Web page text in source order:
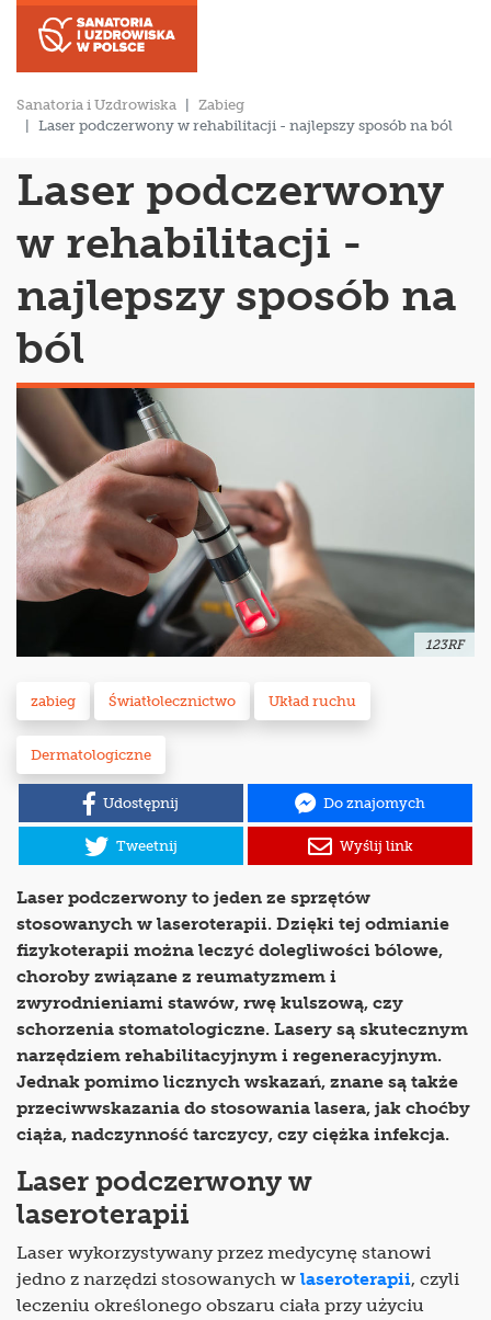
Sanatoria i Uzdrowiska
Zabieg
Laser podczerwony w rehabilitacji - najlepszy sposób na ból
Laser podczerwony
w rehabilitacji -
najlepszy sposób na
ból
123RF
zabieg Światłolecznictwo Układ ruchu
Dermatologiczne
Udostępnij Do znajomych
Tweetnij Wyślij link
Laser podczerwony to jeden ze sprzętów
stosowanych w laseroterapii. Dzięki tej odmianie
fizykoterapii można leczyć dolegliwości bólowe,
choroby związane z reumatyzmem i
zwyrodnieniami stawów, rwę kulszową, czy
schorzenia stomatologiczne. Lasery są skutecznym
narzędziem rehabilitacyjnym i regeneracyjnym.
Jednak pomimo licznych wskazań, znane są także
przeciwwskazania do stosowania lasera, jak choćby
ciąża, nadczynność tarczycy, czy ciężka infekcja.
Laser podczerwony w
laseroterapii
Laser wykorzystywany przez medycynę stanowi
jedno z narzędzi stosowanych w laseroterapii, czyli
leczeniu określonego obszaru ciała przy użyciu